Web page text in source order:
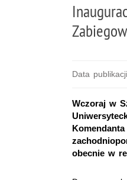
Data
Wczoraj w
obecnie w